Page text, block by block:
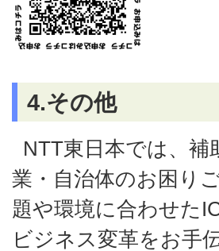
4.その他
NTT東日本では、
業・自治体のお困り
題や環境に合わせた
ビジネス変革をお手